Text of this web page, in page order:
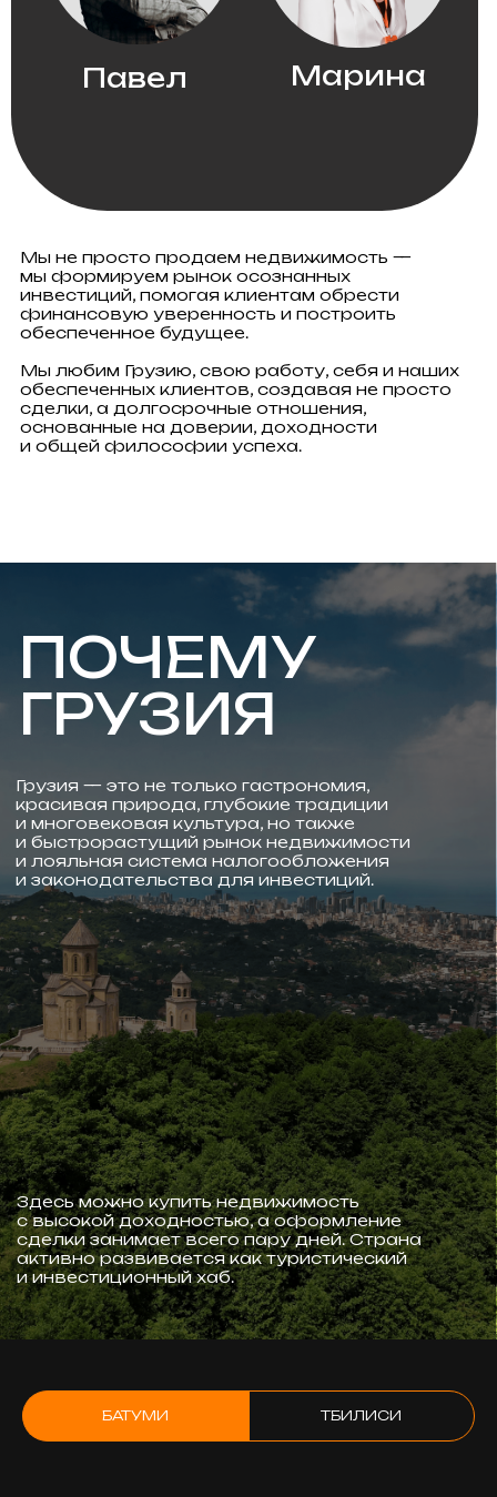
БАТУМИ ТБИЛИСИ
Город расположен между живописными
обеспечивая комфортный климат летом
и возможности для зимних видов спорта.
Батуми вошел в топ-5 европейских
туристических направлений на портале
European Best Destinations, заняв 5-е
место среди 20 популярных мест Европы,
всесезонное туристическое направление
Европы».
уникальные природные заповедники:
— Ботанический сад
— Мтирала
— Кинтриши
— Водопады и пляжи с магнитными
черными песками в Шекветили и Уреки
Город славится современной архитектурой,
европейским стилем застройки, роскошными
отелями и уютными кафе. Здесь гармонично
сочетаются море, горы, архитектурные
шедевры, древние монастыри, живописные
озера и уютные деревни.
Столица Аджарии предлагает
разнообразные виды туризма: спокойный
отдых на пляже, ночные развлечения, казино,
семейный отдых, активный образ жизни
и гастрономические удовольствия.
8-12%
средняя доходность
недвижимости
statistics office of Georgia
Administration